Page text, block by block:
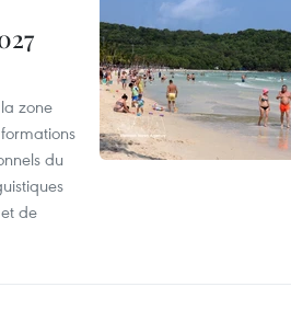
zone
du
de